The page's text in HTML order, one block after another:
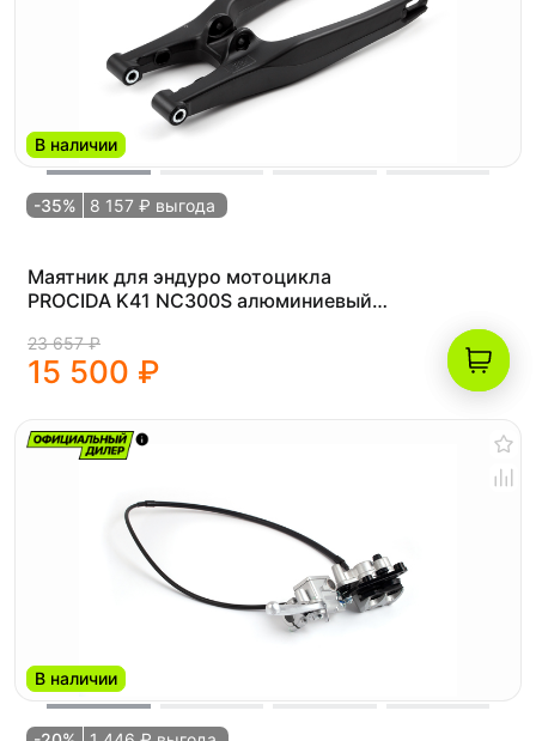
В наличии
-35% 8 157 ₽ выгода
Маятник для эндуро мотоцикла
PROCIDA K41 NC300S алюминиевый
23 657 ₽
15 500 ₽
В наличии